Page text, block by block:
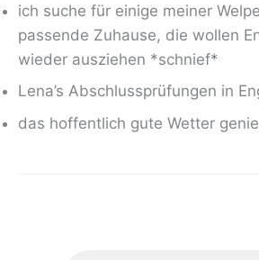
ich suche für einige meiner
passende Zuhause, die wollen
wieder ausziehen *schnief*
Lena’s Abschlussprüfungen in
das hoffentlich gute Wetter